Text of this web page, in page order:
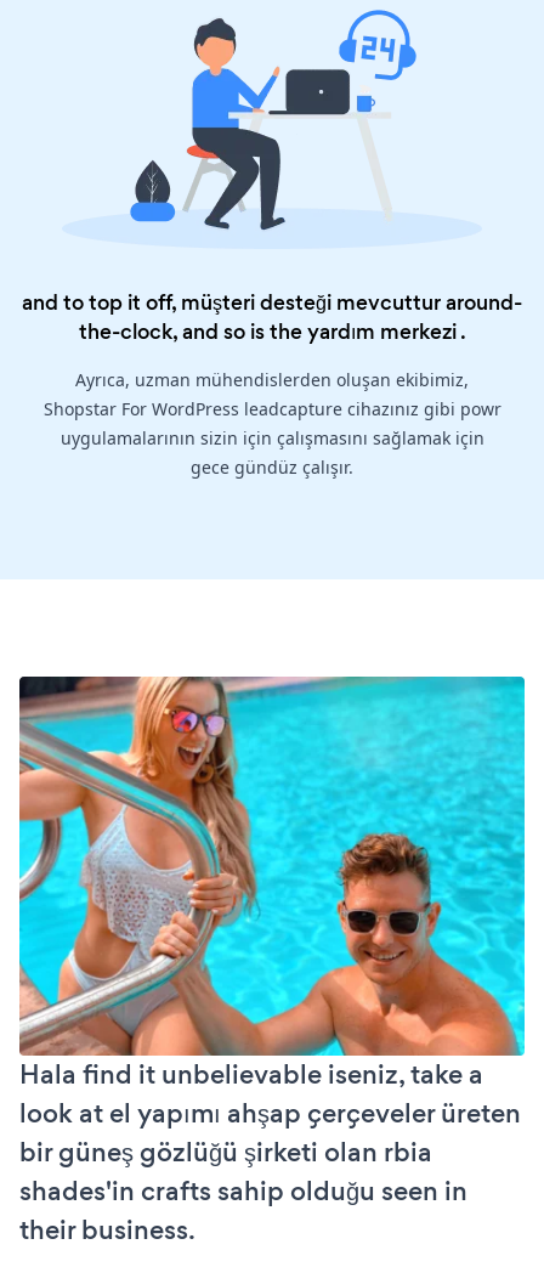
and to top it off, müşteri desteği mevcuttur around-
the-clock, and so is theyardım merkezi.
Ayrıca, uzman mühendislerden oluşan ekibimiz,
Shopstar For WordPress leadcapture cihazınız gibi powr
uygulamalarının sizin için çalışmasını sağlamak için
gece gündüz çalışır.
Hala find it unbelievable iseniz, take a
look at el yapımı ahşap çerçeveler üreten
bir güneş gözlüğü şirketi olan rbia
shades'in crafts sahip olduğu seen in
their business.